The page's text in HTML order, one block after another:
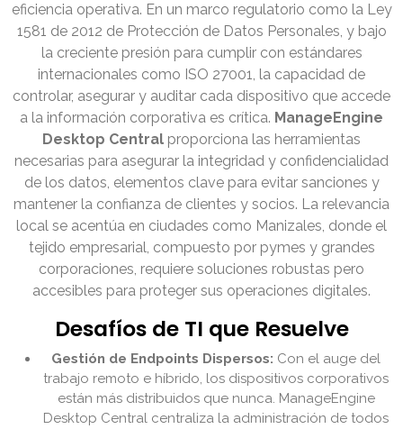
eficiencia operativa. En un marco regulatorio como la Ley
1581 de 2012 de Protección de Datos Personales, y bajo
la creciente presión para cumplir con estándares
internacionales como ISO 27001, la capacidad de
controlar, asegurar y auditar cada dispositivo que accede
a la información corporativa es crítica. ManageEngine
Desktop Central proporciona las herramientas
necesarias para asegurar la integridad y confidencialidad
de los datos, elementos clave para evitar sanciones y
mantener la confianza de clientes y socios. La relevancia
local se acentúa en ciudades como Manizales, donde el
tejido empresarial, compuesto por pymes y grandes
corporaciones, requiere soluciones robustas pero
accesibles para proteger sus operaciones digitales.
Desafíos de TI que Resuelve
Gestión de Endpoints Dispersos: Con el auge del
trabajo remoto e híbrido, los dispositivos corporativos
están más distribuidos que nunca. ManageEngine
Desktop Central centraliza la administración de todos